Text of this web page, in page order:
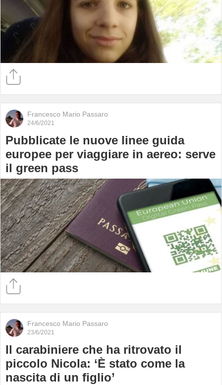
Francesco Mario Passaro
24/6/2021
Pubblicate le nuove linee guida
europee per viaggiare in aereo: serve
il green pass
Francesco Mario Passaro
23/6/2021
Il carabiniere che ha ritrovato il
piccolo Nicola: ‘È stato come la
nascita di un figlio’